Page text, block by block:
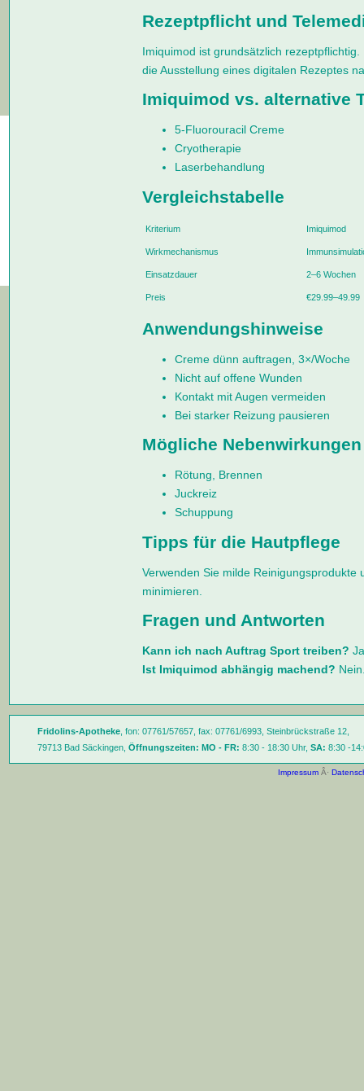
Rezeptpflicht und
Imiquimod ist grundsätzlich
die Ausstellung eines digitalen Rezeptes
Imiquimod vs. alternative
5-Fluorouracil Creme
Cryotherapie
Laserbehandlung
Vergleichstabelle
Kriterium Imiquimod
Wirkmechanismus
Einsatzdauer 2–6 Wochen
Preis €29.99–49.99
Anwendungshinweise
Creme dünn auftragen, 3×/Woche
Nicht auf offene Wunden
Kontakt mit Augen vermeiden
Bei starker Reizung pausieren
Mögliche Nebenwirkungen
Rötung, Brennen
Juckreiz
Schuppung
Tipps für die Hautpflege
Verwenden Sie milde Reinigungsprodukte
minimieren.
Fragen und Antworten
Kann ich nach Auftrag Sport treiben?
Ist Imiquimod abhängig machend?
Fridolins-Apotheke, fon: 07761/57657, fax: 07761/6993, Steinbrückstraße 12,
79713 Bad Säckingen, Öffnungszeiten: MO - FR: 8:30 - 18:30 Uhr, SA: 8:30 -
Impressum Â·